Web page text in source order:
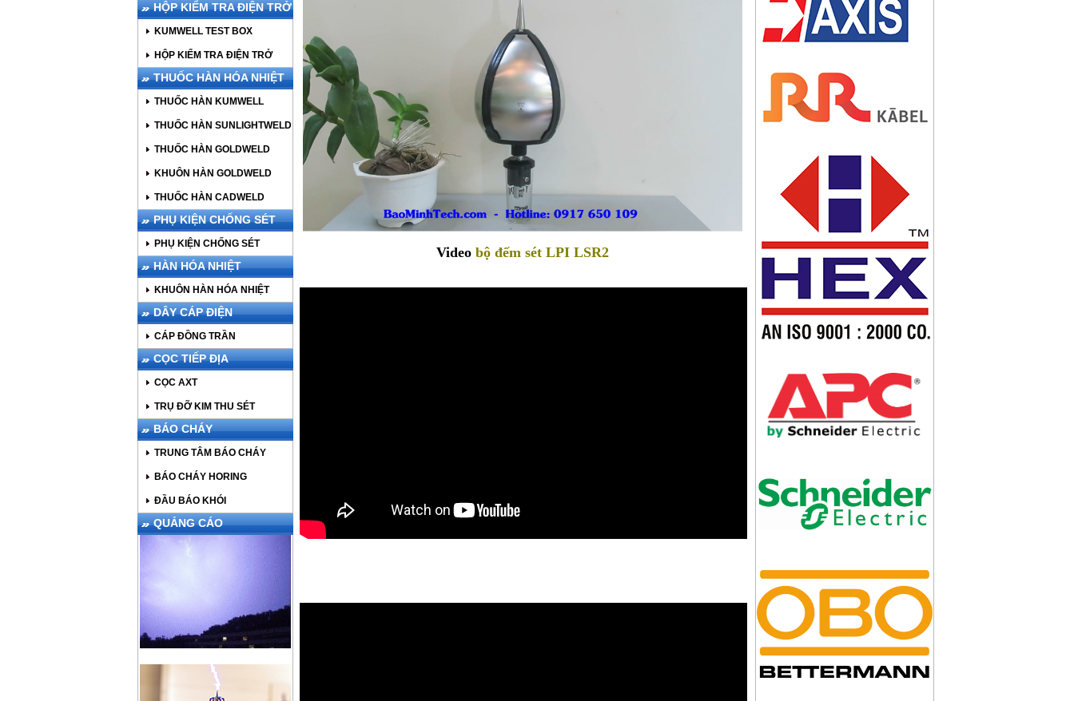
HỘP KIỂM TRA ĐIỆN TRỞ
KUMWELL TEST BOX
HỘP KIỂM TRA ĐIỆN TRỞ
THUỐC HÀN HÓA NHIỆT
THUỐC HÀN KUMWELL
THUỐC HÀN SUNLIGHTWELD
THUỐC HÀN GOLDWELD
KHUÔN HÀN GOLDWELD
THUỐC HÀN CADWELD
PHỤ KIỆN CHỐNG SÉT
PHỤ KIỆN CHỐNG SÉT
HÀN HÓA NHIỆT
KHUÔN HÀN HÓA NHIỆT
DÂY CÁP ĐIỆN
CÁP ĐỒNG TRẦN
CỌC TIẾP ĐỊA
CỌC AXT
TRỤ ĐỠ KIM THU SÉT
BÁO CHÁY
TRUNG TÂM BÁO CHÁY
BÁO CHÁY HORING
ĐẦU BÁO KHÓI
QUẢNG CÁO
Video bộ đếm sét LPI LSR2
KIM THU SÉT ABB OPR45
KIM THU SÉT ABB OPR 30
KIM THU SÉT CIRPROTEC NIMBUS 60
KIM THU SÉT CIRPROTEC NIMBUS 30